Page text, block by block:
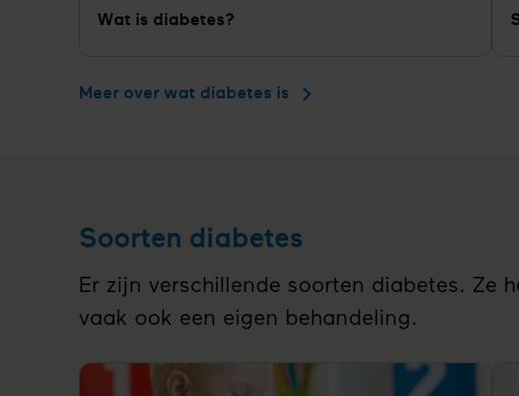
Wat is diabetes?
Meer over wat diabetes is
Soorten diabetes
Er zijn verschillende soorten diabetes. Ze
vaak ook een eigen behandeling.